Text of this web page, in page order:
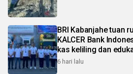
BRI Kabanjahe tuan
KALCER Bank
kas keliling dan
pelosok Karo
6 hari lalu